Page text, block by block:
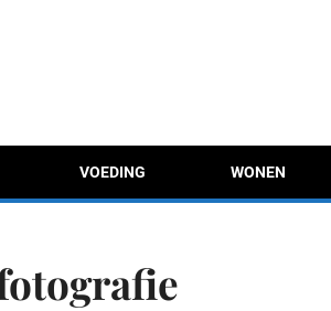
VOEDING WONEN